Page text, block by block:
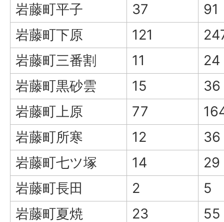
岩藤町平子
37
91
岩藤町下原
121
岩藤町三番割
11
24
岩藤町黒砂雲
15
36
岩藤町上原
77
岩藤町所寒
12
36
岩藤町七ツ塚
14
29
岩藤町長田
2
5
岩藤町夏焼
23
55